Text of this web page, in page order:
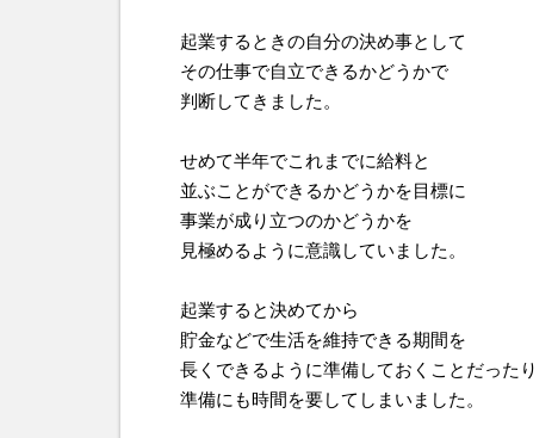
起業するときの自分の決め事として
その仕事で自立できるかどうかで
判断してきました。
せめて半年でこれまでに給料と
並ぶことができるかどうかを目標に
事業が成り立つのかどうかを
見極めるように意識していました。
起業すると決めてから
貯金などで生活を維持できる期間を
長くできるように準備しておくことだったり
準備にも時間を要してしまいました。